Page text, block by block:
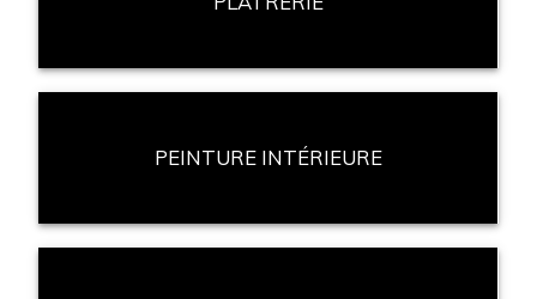
PEINTURE INTÉRIEURE